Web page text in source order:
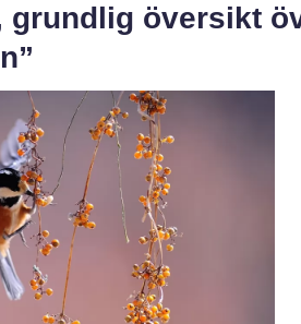
grundlig översikt